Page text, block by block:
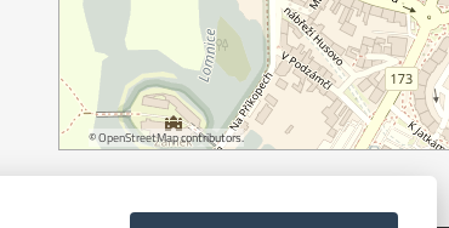
©OpenStreetMapcontributors.